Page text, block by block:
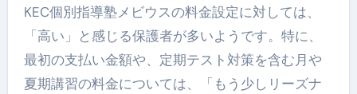
KEC個別指導塾メビウスの料金設定に対しては、
「高い」と感じる保護者が多いようです。特に、
最初の支払い金額や、定期テスト対策を含む月や
夏期講習の料金については、「もう少しリーズナ